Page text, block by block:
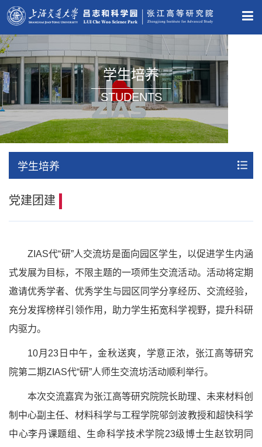
学生培养
STUDENTS
学生培养
党建团建
ZIAS代“研”人交流坊是面向园区学生，以促进学生内涵
式发展为目标，不限主题的一项师生交流活动。活动将定期
邀请优秀学者、优秀学生与园区同学分享经历、交流经验，
充分发挥榜样引领作用，助力学生拓宽科学视野，提升科研
内驱力。
10月23日中午，金秋送爽，学意正浓，张江高等研究
院第二期ZIAS代“研”人师生交流坊活动顺利举行。
本次交流嘉宾为张江高等研究院院长助理、未来材料创
制中心副主任、材料科学与工程学院邬剑波教授和超快科学
中心李丹课题组、生命科学技术学院23级博士生赵钦玥同